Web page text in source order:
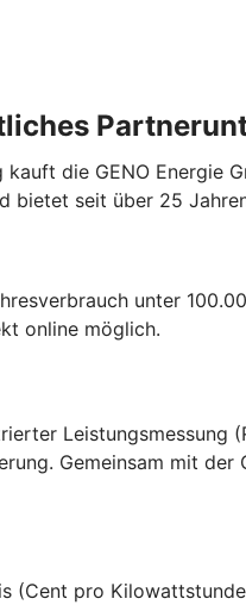
die GENO
bietet seit über 25
unter
online möglich.
Leistungsmessung
Gemeinsam mit
(Cent pro